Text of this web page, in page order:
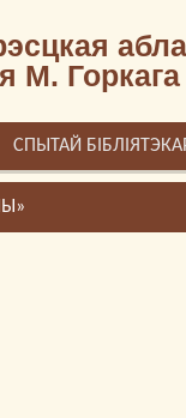
М. Горкага
СПЫТАЙ